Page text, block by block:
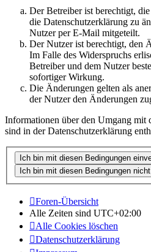
Der Betreiber ist berechtigt,
die Datenschutzerklärung zu
Nutzer per E-Mail mitgeteilt.
Der Nutzer ist berechtigt, den
Im Falle des Widerspruchs
Betreiber und dem Nutzer
sofortiger Wirkung.
Die Änderungen gelten als
der Nutzer den Änderungen
Informationen über den Umgang mit
sind in der Datenschutzerklärung
Foren-Übersicht
Alle Zeiten sind UTC+02:00
Alle Cookies löschen
Datenschutzerklärung